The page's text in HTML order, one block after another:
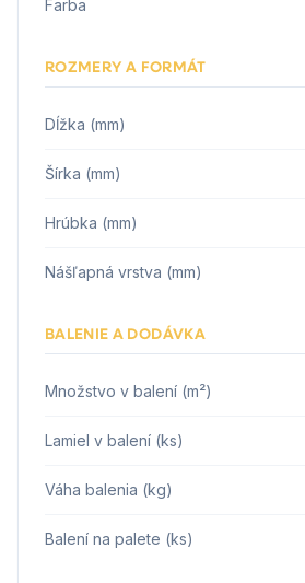
Farba
ROZMERY A FORMÁT
Dĺžka (mm)
Šírka (mm)
Hrúbka (mm)
Nášľapná vrstva (mm)
BALENIE A DODÁVKA
Množstvo v balení (m²)
Lamiel v balení (ks)
Váha balenia (kg)
Balení na palete (ks)